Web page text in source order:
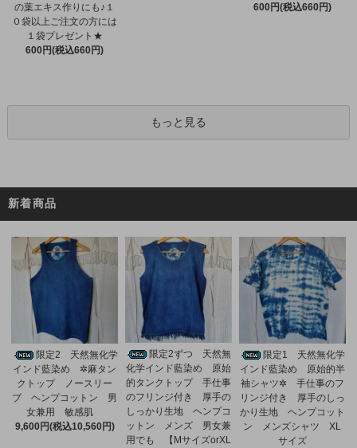
の葉エキス作りにも♪１
０袋以上ご注文の方には
１袋プレゼント★
600円(税込660円)
600円(税込660円)
もっと見る
新着商品
限定2 天然無化学
インド藍染め ✲麻タン
クトップ ノースリー
ブ ヘンプコットン 男
女兼用 敏感肌
9,600円(税込10,560円)
限定2ずつ 天然無
化学インド藍染め 原始
的タンクトップ 手仕事
のフリンジ付き 厚手の
しっかり生地 ヘンプコ
ットン メンズ 男女兼
用でも 【MサイズorXL
限定1 天然無化学
インド藍染め 原始的半
袖シャツ✲ 手仕事のフ
リンジ付き 厚手のしっ
かり生地 ヘンプコット
ン メンズシャツ XL
サイズ